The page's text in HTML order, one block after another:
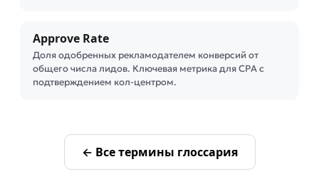
Approve Rate
Доля одобренных рекламодателем конверсий от
общего числа лидов. Ключевая метрика для CPA с
подтверждением кол-центром.
← Все термины глоссария